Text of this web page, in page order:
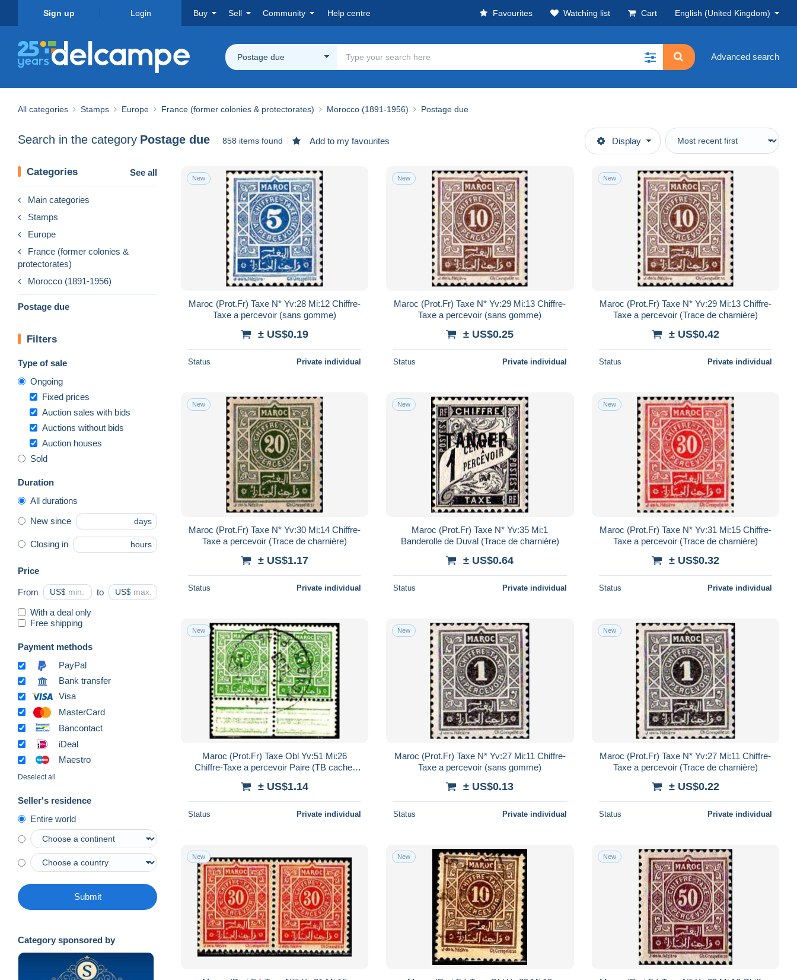
Sign up Login Buy Sell Community Help centre Favourites Watching list Cart English (United Kingdom)
Postage due Advanced search
All categories Stamps Europe France (former colonies & protectorates) Morocco (1891-1956) Postage due
Search in the category Postage due 858 items found Add to my favourites Display
Categories See all
Main categories
Stamps
Europe
France (former colonies &
protectorates)
Morocco (1891-1956)
Postage due
Filters
Type of sale
Ongoing
Fixed prices
Auction sales with bids
Auctions without bids
Auction houses
Sold
Duration
All durations
New since days
Closing in hours
Price
From US$ to US$
With a deal only
Free shipping
Payment methods
PayPal
Bank transfer
Visa
MasterCard
Bancontact
iDeal
Maestro
Deselect all
Seller's residence
Entire world
Submit
Category sponsored by
New
Maroc (Prot.Fr) Taxe N* Yv:28 Mi:12 Chiffre-
Taxe a percevoir (sans gomme)
± US$0.19
Status Private individual
New
Maroc (Prot.Fr) Taxe N* Yv:29 Mi:13 Chiffre-
Taxe a percevoir (sans gomme)
± US$0.25
Status Private individual
New
Maroc (Prot.Fr) Taxe N* Yv:29 Mi:13 Chiffre-
Taxe a percevoir (Trace de charnière)
± US$0.42
Status Private individual
New
Maroc (Prot.Fr) Taxe N* Yv:30 Mi:14 Chiffre-
Taxe a percevoir (Trace de charnière)
± US$1.17
Status Private individual
New
Maroc (Prot.Fr) Taxe N* Yv:35 Mi:1
Banderolle de Duval (Trace de charnière)
± US$0.64
Status Private individual
New
Maroc (Prot.Fr) Taxe N* Yv:31 Mi:15 Chiffre-
Taxe a percevoir (Trace de charnière)
± US$0.32
Status Private individual
New
Maroc (Prot.Fr) Taxe Obl Yv:51 Mi:26
Chiffre-Taxe a percevoir Paire (TB cachet
± US$1.14
Status Private individual
New
Maroc (Prot.Fr) Taxe N* Yv:27 Mi:11 Chiffre-
Taxe a percevoir (sans gomme)
± US$0.13
Status Private individual
New
Maroc (Prot.Fr) Taxe N* Yv:27 Mi:11 Chiffre-
Taxe a percevoir (Trace de charnière)
± US$0.22
Status Private individual
New New New